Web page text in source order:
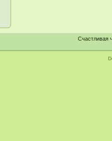
Счастливая